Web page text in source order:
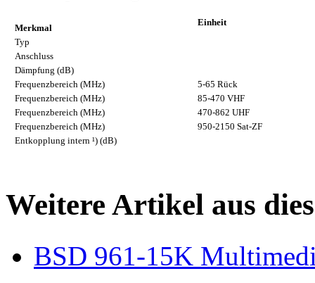
Merkmal
Einheit
Typ
Anschluss
Dämpfung (dB)
Frequenzbereich (MHz)
5-65 Rück
Frequenzbereich (MHz)
85-470 VHF
Frequenzbereich (MHz)
470-862 UHF
Frequenzbereich (MHz)
950-2150 Sat-ZF
Entkopplung intern ¹) (dB)
Weitere Artikel aus
BSD 961-15K